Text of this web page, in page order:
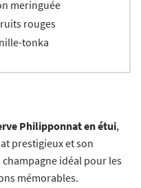
meringuée
rouges
tonka
Philipponnat en étui,
prestigieux et son
idéal pour les
mémorables.